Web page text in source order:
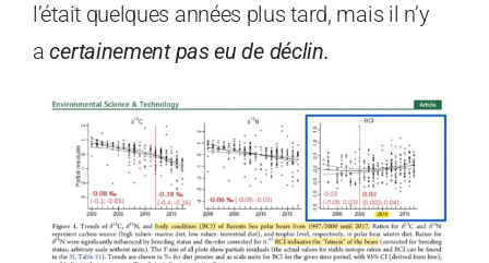
l’était quelques années plus tard, mais il n’y
acertainement pas eu de déclin.